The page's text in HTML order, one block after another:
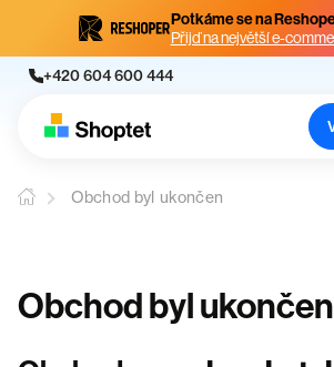
Potkáme se na
Přijď na největší e-
+420 604 600 444
Obchod byl ukončen
Obchod byl ukončen